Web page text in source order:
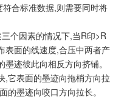
合标准数据,则需要同时将
个因素的情况下,当R印>R
表面的线速度,合压中两者产
迹彼此向相反方向挤铺。
,它表面的墨迹向拖梢方向拉
的墨迹向咬口方向拉长。